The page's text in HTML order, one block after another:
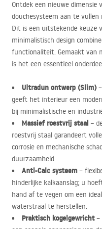
Ontdek een nieuwe dimensie
douchesysteem aan te vullen
Dit is een uitstekende keuze
minimalistisch design
functionaliteit. Gemaakt van
is het een essentieel
Ultradun ontwerp (Slim)
geeft het interieur een
bij minimalistische en
Massief roestvrij staal –
roestvrij staal garandeert
corrosie en mechanische
duurzaamheid.
Anti-Calc systeem –
hinderlijke kalkaanslag; u
hand af te vegen om een
waterstraal te herstellen.
Praktisch kogelgewricht –